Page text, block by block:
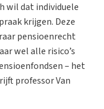
wil dat individuele
krijgen. Deze
pensioenrecht
wel alle risico’s
– het
professor Van